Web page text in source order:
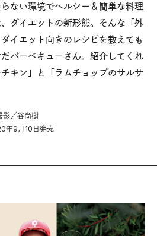
ない環境でヘルシー＆簡単な料理
ダイエットの新形態。そんな「外
イエット向きのレシピを教えても
バーベキューさん。紹介してくれ
キン」と「ラムチョップのサルサ
／谷尚樹
年9月10日発売